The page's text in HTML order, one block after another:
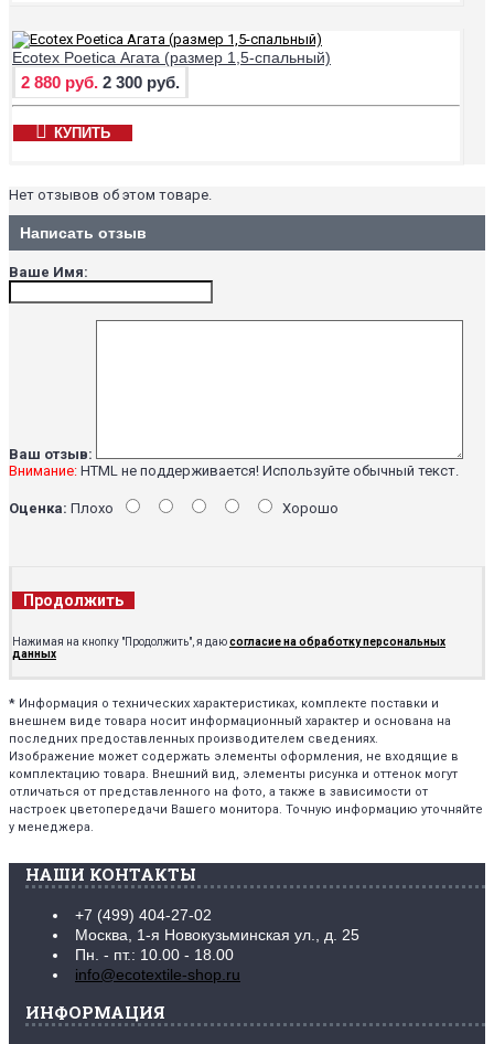
Ecotex Poetica Агата (размер 1,5-спальный)
2 880 руб. 2 300 руб.
КУПИТЬ
Нет отзывов об этом товаре.
Написать отзыв
Ваше Имя:
Ваш отзыв:
Внимание: HTML не поддерживается! Используйте обычный текст.
Оценка: Плохо Хорошо
Продолжить
Нажимая на кнопку "Продолжить", я даюсогласие на обработку персональных
данных
* Информация о технических характеристиках, комплекте поставки и
внешнем виде товара носит информационный характер и основана на
последних предоставленных производителем сведениях.
Изображение может содержать элементы оформления, не входящие в
комплектацию товара. Внешний вид, элементы рисунка и оттенок могут
отличаться от представленного на фото, а также в зависимости от
настроек цветопередачи Вашего монитора. Точную информацию уточняйте
у менеджера.
НАШИ КОНТАКТЫ
+7 (499) 404-27-02
Москва, 1-я Новокузьминская ул., д. 25
Пн. - пт.: 10.00 - 18.00
info@ecotextile-shop.ru
ИНФОРМАЦИЯ